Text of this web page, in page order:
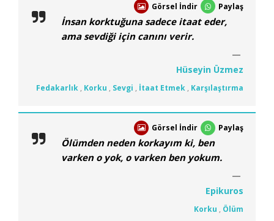
Görsel İndir Paylaş
İnsan korktuğuna sadece itaat eder,
ama sevdiği için canını verir.
Hüseyin Üzmez
Fedakarlık , Korku , Sevgi , İtaat Etmek , Karşılaştırma
Görsel İndir Paylaş
Ölümden neden korkayım ki, ben
varken o yok, o varken ben yokum.
Epikuros
Korku , Ölüm